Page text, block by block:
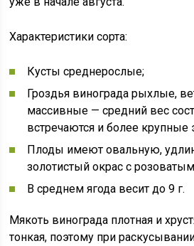
Характеристики сорта:
Кусты среднерослые;
Гроздья винограда рыхлые,
массивные — средний вес
встречаются и более
Плоды имеют овальную,
золотистый окрас с
В среднем ягода весит до 9 г.
Мякоть винограда плотная и
тонкая, поэтому при